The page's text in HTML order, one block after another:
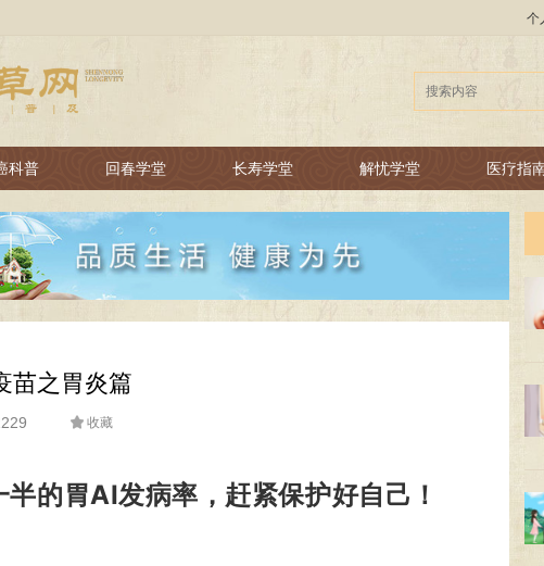
个
科普 回春学堂 长寿学堂 解忧学堂 医疗指
苗之胃炎篇
 收藏
的胃AI发病率，赶紧保护好自己！